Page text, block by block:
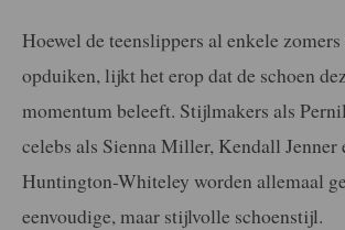
Hoewel de teenslippers al enkele
opduiken, lijkt het erop dat de schoen
momentum beleeft. Stijlmakers als
celebs als Sienna Miller, Kendall Jenner
Huntington-Whiteley worden allemaal
eenvoudige, maar stijlvolle schoenstijl.